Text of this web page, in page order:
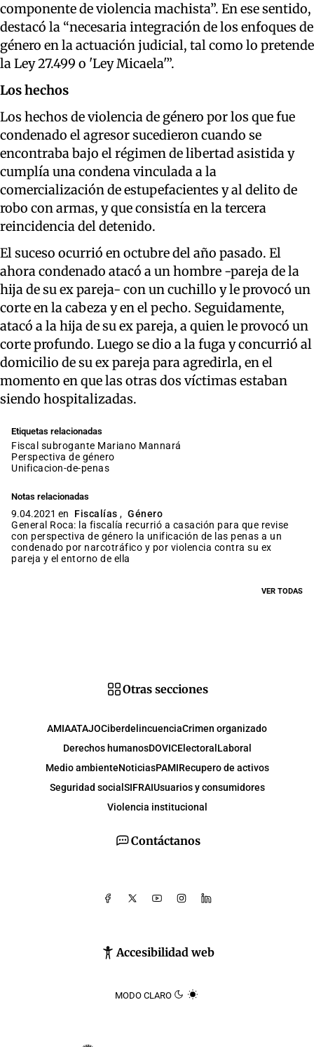
componente de violencia machista”. En ese sentido,
destacó la “necesaria integración de los enfoques de
género en la actuación judicial, tal como lo pretende
la Ley 27.499 o 'Ley Micaela'”.
Los hechos
Los hechos de violencia de género por los que fue
condenado el agresor sucedieron cuando se
encontraba bajo el régimen de libertad asistida y
cumplía una condena vinculada a la
comercialización de estupefacientes y al delito de
robo con armas, y que consistía en la tercera
reincidencia del detenido.
El suceso ocurrió en octubre del año pasado. El
ahora condenado atacó a un hombre -pareja de la
hija de su ex pareja- con un cuchillo y le provocó un
corte en la cabeza y en el pecho. Seguidamente,
atacó a la hija de su ex pareja, a quien le provocó un
corte profundo. Luego se dio a la fuga y concurrió al
domicilio de su ex pareja para agredirla, en el
momento en que las otras dos víctimas estaban
siendo hospitalizadas.
Etiquetas relacionadas
fiscal subrogante Mariano Mannará
perspectiva de género
unificacion-de-penas
Notas relacionadas
9.04.2021 en Fiscalías , Género
General Roca: la fiscalía recurrió a casación para que revise
con perspectiva de género la unificación de las penas a un
condenado por narcotráfico y por violencia contra su ex
pareja y el entorno de ella
VER TODAS
Contáctanos
Accesibilidad web
MODO CLARO
Otras secciones
AMIAATAJOCiberdelincuenciaCrimen organizado
Derechos humanosDOVICElectoral Laboral
Medio ambienteNoticiasPAMIRecupero de activos
Seguridad social SIFRAIUsuarios y consumidores
Violencia institucional